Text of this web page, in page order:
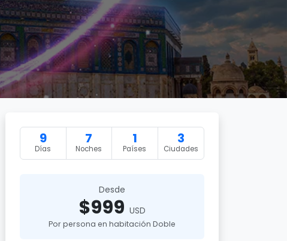
9
Días
7
Noches
1
Países
3
Ciudades
Desde
$999 USD
Por persona en habitación Doble